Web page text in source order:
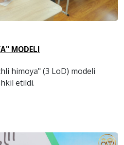
MODELI
himoya" (3 LoD) modeli
etildi.